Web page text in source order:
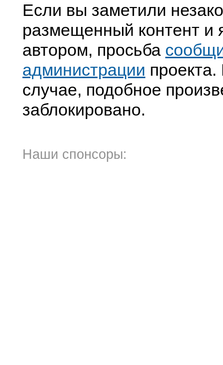
Если вы заметили
размещенный контент и
автором, просьба
администрации
случае, подобное
заблокировано.
Наши спонсоры: